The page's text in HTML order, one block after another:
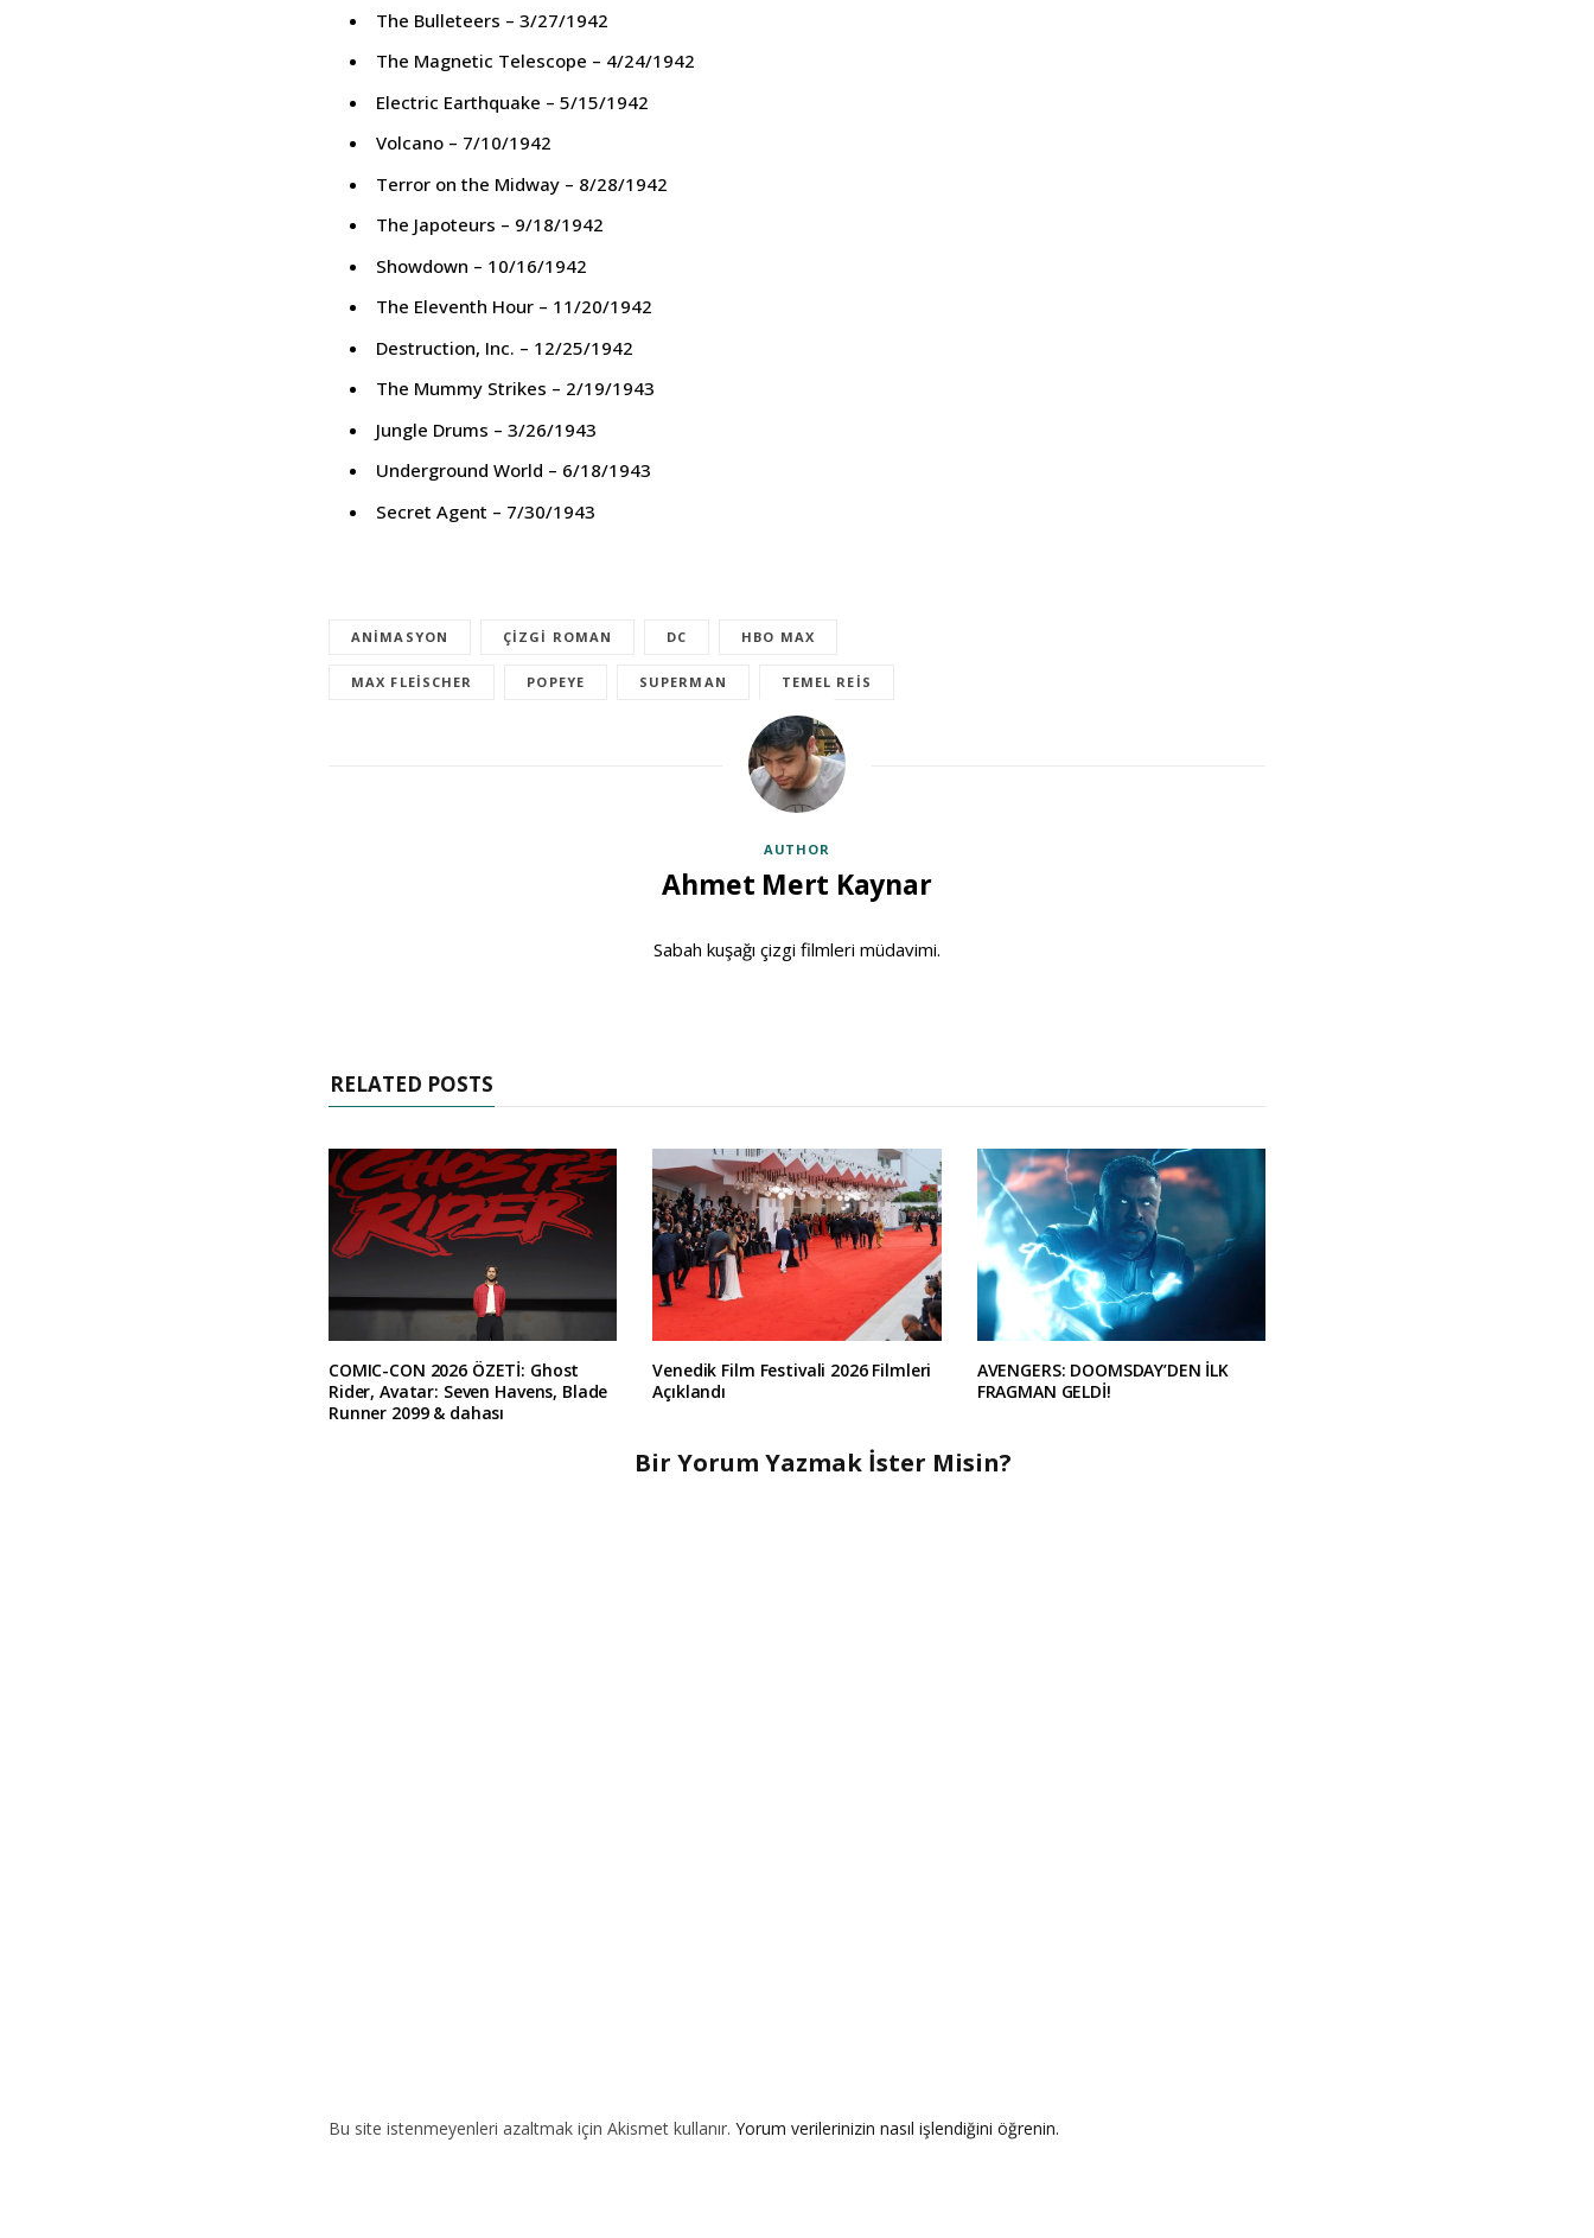
The Bulleteers – 3/27/1942
The Magnetic Telescope – 4/24/1942
Electric Earthquake – 5/15/1942
Volcano – 7/10/1942
Terror on the Midway – 8/28/1942
The Japoteurs – 9/18/1942
Showdown – 10/16/1942
The Eleventh Hour – 11/20/1942
Destruction, Inc. – 12/25/1942
The Mummy Strikes – 2/19/1943
Jungle Drums – 3/26/1943
Underground World – 6/18/1943
Secret Agent – 7/30/1943
ANIMASYON ÇIZGI ROMAN DC HBO MAX
MAX FLEISCHER POPEYE SUPERMAN TEMEL REIS
AUTHOR
Ahmet Mert Kaynar
Sabah kuşağı çizgi filmleri müdavimi.
RELATED POSTS
COMIC-CON 2026 ÖZETİ: Ghost
Rider, Avatar: Seven Havens, Blade
Runner 2099 & dahası
Venedik Film Festivali 2026 Filmleri
Açıklandı
AVENGERS: DOOMSDAY’DEN İLK
FRAGMAN GELDİ!
Bir Yorum Yazmak İster Misin?
Bu site istenmeyenleri azaltmak için Akismet kullanır. Yorum verilerinizin nasıl işlendiğini öğrenin.